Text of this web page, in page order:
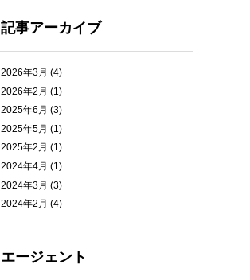
記事アーカイブ
2026年3月 (4)
2026年2月 (1)
2025年6月 (3)
2025年5月 (1)
2025年2月 (1)
2024年4月 (1)
2024年3月 (3)
2024年2月 (4)
エージェント